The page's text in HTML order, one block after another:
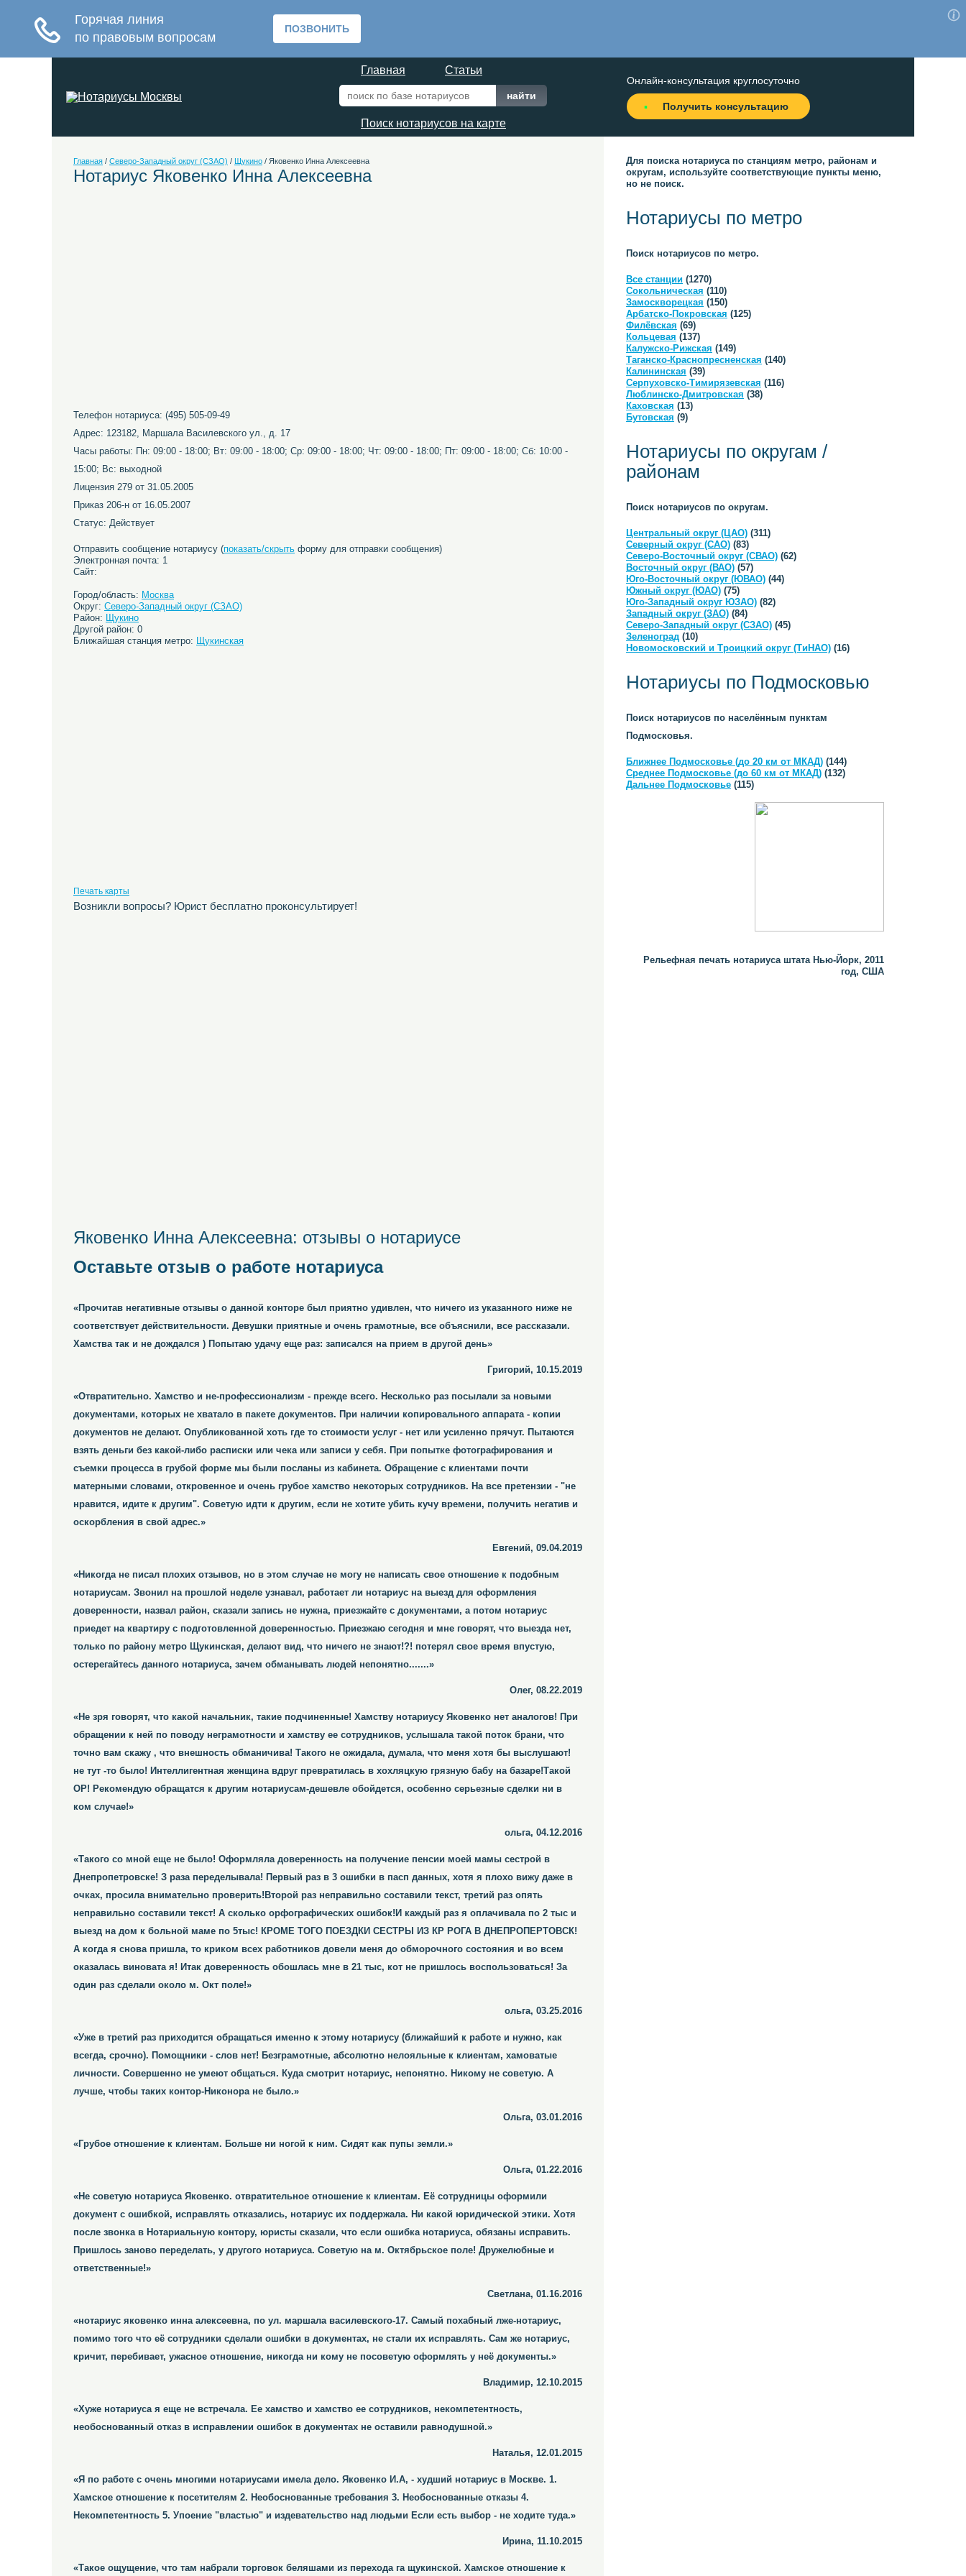
Главная Статьи
Поиск нотариусов на карте
Онлайн-консультация круглосуточно
Получить консультацию
Главная / Северо-Западный округ (СЗАО) / Щукино / Яковенко Инна Алексеевна
Нотариус Яковенко Инна Алексеевна
Телефон нотариуса: (495) 505-09-49
Адрес: 123182, Маршала Василевского ул., д. 17
Часы работы: Пн: 09:00 - 18:00; Вт: 09:00 - 18:00; Ср: 09:00 - 18:00; Чт: 09:00 - 18:00; Пт: 09:00 - 18:00; Сб: 10:00 -
15:00; Вс: выходной
Лицензия 279 от 31.05.2005
Приказ 206-н от 16.05.2007
Статус: Действует
Отправить сообщение нотариусу (показать/скрыть форму для отправки сообщения)
Электронная почта: 1
Сайт:
Город/область: Москва
Округ: Северо-Западный округ (СЗАО)
Район: Щукино
Другой район: 0
Ближайшая станция метро: Щукинская
Печать карты
Возникли вопросы? Юрист бесплатно проконсультирует!
Яковенко Инна Алексеевна: отзывы о нотариусе
Оставьте отзыв о работе нотариуса
«Прочитав негативные отзывы о данной конторе был приятно удивлен, что ничего из указанного ниже не
соответствует действительности. Девушки приятные и очень грамотные, все объяснили, все рассказали.
Хамства так и не дождался ) Попытаю удачу еще раз: записался на прием в другой день»
Григорий, 10.15.2019
«Отвратительно. Хамство и не-профессионализм - прежде всего. Несколько раз посылали за новыми
документами, которых не хватало в пакете документов. При наличии копировального аппарата - копии
документов не делают. Опубликованной хоть где то стоимости услуг - нет или усиленно прячут. Пытаются
взять деньги без какой-либо расписки или чека или записи у себя. При попытке фотографирования и
съемки процесса в грубой форме мы были посланы из кабинета. Обращение с клиентами почти
матерными словами, откровенное и очень грубое хамство некоторых сотрудников. На все претензии - "не
нравится, идите к другим". Советую идти к другим, если не хотите убить кучу времени, получить негатив и
оскорбления в свой адрес.»
Евгений, 09.04.2019
«Никогда не писал плохих отзывов, но в этом случае не могу не написать свое отношение к подобным
нотариусам. Звонил на прошлой неделе узнавал, работает ли нотариус на выезд для оформления
доверенности, назвал район, сказали запись не нужна, приезжайте с документами, а потом нотариус
приедет на квартиру с подготовленной доверенностью. Приезжаю сегодня и мне говорят, что выезда нет,
только по району метро Щукинская, делают вид, что ничего не знают!?! потерял свое время впустую,
остерегайтесь данного нотариуса, зачем обманывать людей непонятно.......»
Олег, 08.22.2019
«Не зря говорят, что какой начальник, такие подчиненные! Хамству нотариусу Яковенко нет аналогов! При
обращении к ней по поводу неграмотности и хамству ее сотрудников, услышала такой поток брани, что
точно вам скажу , что внешность обманичива! Такого не ожидала, думала, что меня хотя бы выслушают!
не тут -то было! Интеллигентная женщина вдруг превратилась в хохляцкую грязную бабу на базаре!Такой
ОР! Рекомендую обращатся к другим нотариусам-дешевле обойдется, особенно серьезные сделки ни в
ком случае!»
ольга, 04.12.2016
«Такого со мной еще не было! Оформляла доверенность на получение пенсии моей мамы сестрой в
Днепропетровске! З раза переделывала! Первый раз в 3 ошибки в пасп данных, хотя я плохо вижу даже в
очках, просила внимательно проверить!Второй раз неправильно составили текст, третий раз опять
неправильно составили текст! А сколько орфографических ошибок!И каждый раз я оплачивала по 2 тыс и
выезд на дом к больной маме по 5тыс! КРОМЕ ТОГО ПОЕЗДКИ СЕСТРЫ ИЗ КР РОГА В ДНЕПРОПЕРТОВСК!
А когда я снова пришла, то криком всех работников довели меня до обморочного состояния и во всем
оказалась виновата я! Итак доверенность обошлась мне в 21 тыс, кот не пришлось воспользоваться! За
один раз сделали около м. Окт поле!»
ольга, 03.25.2016
«Уже в третий раз приходится обращаться именно к этому нотариусу (ближайший к работе и нужно, как
всегда, срочно). Помощники - слов нет! Безграмотные, абсолютно нелояльные к клиентам, хамоватые
личности. Совершенно не умеют общаться. Куда смотрит нотариус, непонятно. Никому не советую. А
лучше, чтобы таких контор-Никонора не было.»
Ольга, 03.01.2016
«Грубое отношение к клиентам. Больше ни ногой к ним. Сидят как пупы земли.»
Ольга, 01.22.2016
«Не советую нотариуса Яковенко. отвратительное отношение к клиентам. Её сотрудницы оформили
документ с ошибкой, исправлять отказались, нотариус их поддержала. Ни какой юридической этики. Хотя
после звонка в Нотариальную контору, юристы сказали, что если ошибка нотариуса, обязаны исправить.
Пришлось заново переделать, у другого нотариуса. Советую на м. Октябрьское поле! Дружелюбные и
ответственные!»
Светлана, 01.16.2016
«нотариус яковенко инна алексеевна, по ул. маршала василевского-17. Самый похабный лже-нотариус,
помимо того что её сотрудники сделали ошибки в документах, не стали их исправлять. Сам же нотариус,
кричит, перебивает, ужасное отношение, никогда ни кому не посоветую оформлять у неё документы.»
Владимир, 12.10.2015
«Хуже нотариуса я еще не встречала. Ее хамство и хамство ее сотрудников, некомпетентность,
необоснованный отказ в исправлении ошибок в документах не оставили равнодушной.»
Наталья, 12.01.2015
«Я по работе с очень многими нотариусами имела дело. Яковенко И.А, - худший нотариус в Москве. 1.
Хамское отношение к посетителям 2. Необоснованные требования 3. Необоснованные отказы 4.
Некомпетентность 5. Упоение "властью" и издевательство над людьми Если есть выбор - не ходите туда.»
Ирина, 11.10.2015
«Такое ощущение, что там набрали торговок беляшами из перехода га щукинской. Хамское отношение к
Для поиска нотариуса по станциям метро, районам и
округам, используйте соответствующие пункты меню,
но не поиск.
Нотариусы по метро
Поиск нотариусов по метро.
Все станции (1270)
Сокольническая (110)
Замоскворецкая (150)
Арбатско-Покровская (125)
Филёвская (69)
Кольцевая (137)
Калужско-Рижская (149)
Таганско-Краснопресненская (140)
Калининская (39)
Серпуховско-Тимирязевская (116)
Люблинско-Дмитровская (38)
Каховская (13)
Бутовская (9)
Нотариусы по округам /
районам
Поиск нотариусов по округам.
Центральный округ (ЦАО) (311)
Северный округ (САО) (83)
Северо-Восточный округ (СВАО) (62)
Восточный округ (ВАО) (57)
Юго-Восточный округ (ЮВАО) (44)
Южный округ (ЮАО) (75)
Юго-Западный округ ЮЗАО) (82)
Западный округ (ЗАО) (84)
Северо-Западный округ (СЗАО) (45)
Зеленоград (10)
Новомосковский и Троицкий округ (ТиНАО) (16)
Нотариусы по Подмосковью
Поиск нотариусов по населённым пунктам
Подмосковья.
Ближнее Подмосковье (до 20 км от МКАД) (144)
Среднее Подмосковье (до 60 км от МКАД) (132)
Дальнее Подмосковье (115)
Рельефная печать нотариуса штата Нью-Йорк, 2011
год, США